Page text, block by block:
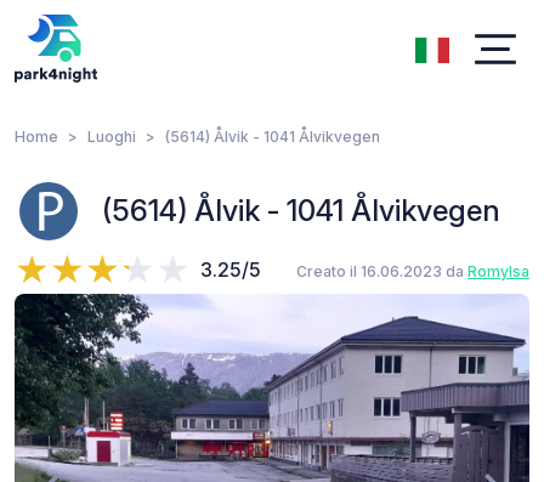
Home Luoghi (5614) Ålvik - 1041 Ålvikvegen
(5614) Ålvik - 1041 Ålvikvegen
3.25/5 Creato il 16.06.2023 da RomyIsa